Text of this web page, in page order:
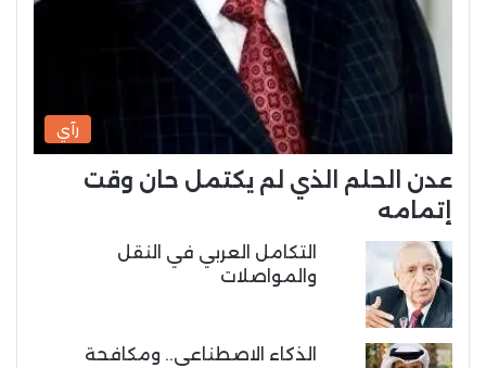
رآي
عدن الحلم الذي لم يكتمل حان وقت
إتمامه
التكامل العربي في النقل
والمواصلات
الذكاء الاصطناعي.. ومكافحة